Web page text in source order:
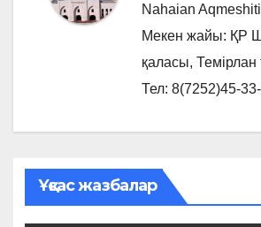
Nahaian
Мекен жайы: ҚР
қаласы,
Тел: 8(7252)45-
Ұқсас жазбалар